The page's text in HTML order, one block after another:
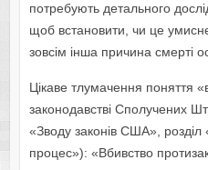
потребують детального
щоб встановити, чи це
зовсім інша причина смерті
Цікаве тлумачення поняття
законодавстві Сполучених
«Зводу законів США», розділ
процес»): «Вбивство